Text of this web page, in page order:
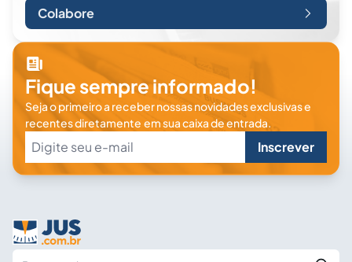
Colabore
Fique sempre informado!
Seja o primeiro a receber nossas novidades exclusivas e
recentes diretamente em sua caixa de entrada.
Inscrever